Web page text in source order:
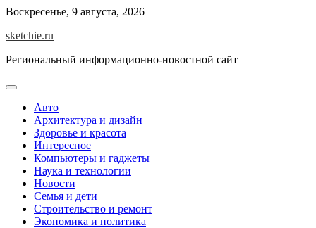
Skip
content
Воскресенье, 9 августа, 2026
sketchie.ru
Региональный информационно-новостной сайт
Авто
Архитектура и дизайн
Здоровье и красота
Интересное
Компьютеры и гаджеты
Наука и технологии
Новости
Семья и дети
Строительство и ремонт
Экономика и политика